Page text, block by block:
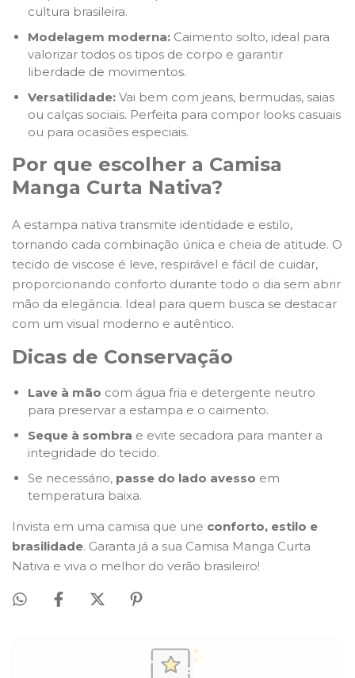
cultura brasileira.
Modelagem moderna: Caimento solto, ideal para
valorizar todos os tipos de corpo e garantir
liberdade de movimentos.
Versatilidade: Vai bem com jeans, bermudas, saias
ou calças sociais. Perfeita para compor looks casuais
ou para ocasiões especiais.
Por que escolher a Camisa
Manga Curta Nativa?
A estampa nativa transmite identidade e estilo,
tornando cada combinação única e cheia de atitude. O
tecido de viscose é leve, respirável e fácil de cuidar,
proporcionando conforto durante todo o dia sem abrir
mão da elegância. Ideal para quem busca se destacar
com um visual moderno e autêntico.
Dicas de Conservação
Lave à mão com água fria e detergente neutro
para preservar a estampa e o caimento.
Seque à sombra e evite secadora para manter a
integridade do tecido.
Se necessário, passe do lado avesso em
temperatura baixa.
Invista em uma camisa que une conforto, estilo e
brasilidade. Garanta já a sua Camisa Manga Curta
Nativa e viva o melhor do verão brasileiro!